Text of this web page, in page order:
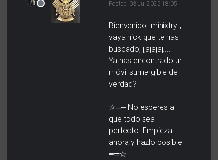
Posted: 03 Jul 2025 18:05
Bienvenido "minixtry",
vaya nick que te has
buscado, jjajajaj....
Ya has encontrado un
móvil sumergible de
verdad?
☆═━ No esperes a
que todo sea
perfecto. Empieza
ahora y hazlo posible
━═☆